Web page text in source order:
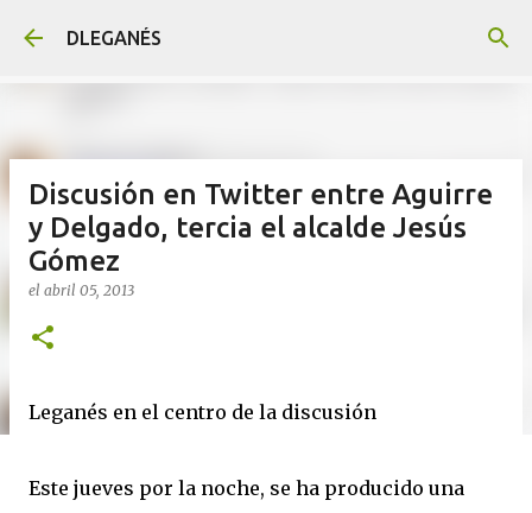
DLEGANÉS
Discusión en Twitter entre Aguirre
y Delgado, tercia el alcalde Jesús
Gómez
el abril 05, 2013
Leganés en el centro de la discusión
Este jueves por la noche, se ha producido una